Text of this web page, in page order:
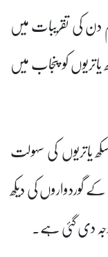
دن کی تقریبات میں
سے زائد سکھ یاتریوں کو پنجاب میں
کی سہولت
گوردواروں کی دیکھ
دی گئی ہے۔